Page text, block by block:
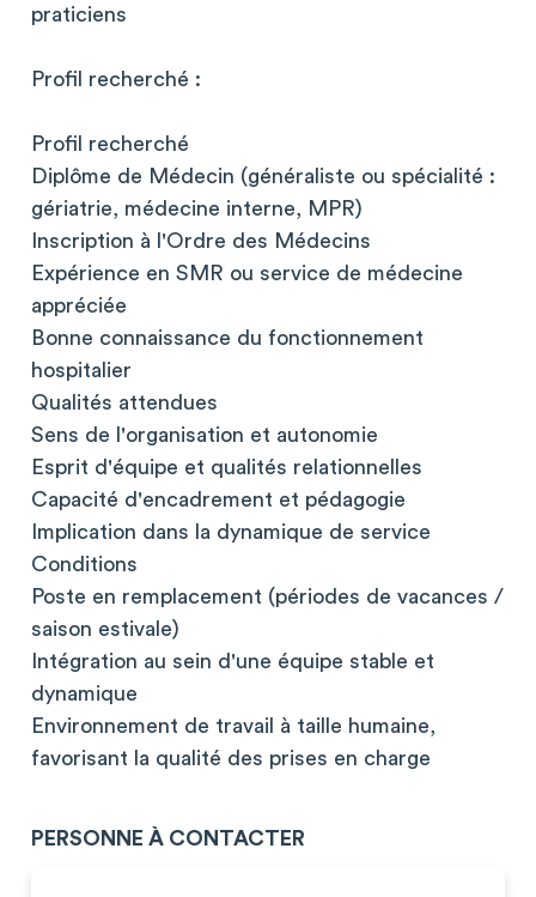
praticiens
Profil recherché :
Profil recherché
Diplôme de Médecin (généraliste ou spécialité :
gériatrie, médecine interne, MPR)
Inscription à l'Ordre des Médecins
Expérience en SMR ou service de médecine
appréciée
Bonne connaissance du fonctionnement
hospitalier
Qualités attendues
Sens de l'organisation et autonomie
Esprit d'équipe et qualités relationnelles
Capacité d'encadrement et pédagogie
Implication dans la dynamique de service
Conditions
Poste en remplacement (périodes de vacances /
saison estivale)
Intégration au sein d'une équipe stable et
dynamique
Environnement de travail à taille humaine,
favorisant la qualité des prises en charge
PERSONNE À CONTACTER